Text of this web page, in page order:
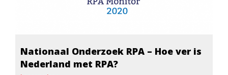
Nationaal Onderzoek RPA – Hoe ver is
Nederland met RPA?